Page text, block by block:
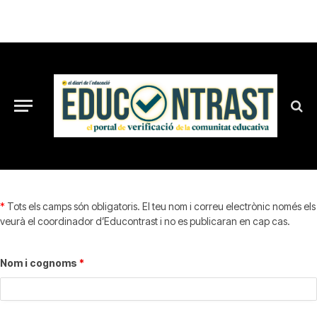
* Tots els camps són obligatoris. El teu nom i correu electrònic només els
veurà el coordinador d’Educontrast i no es publicaran en cap cas.
Nom i cognoms *